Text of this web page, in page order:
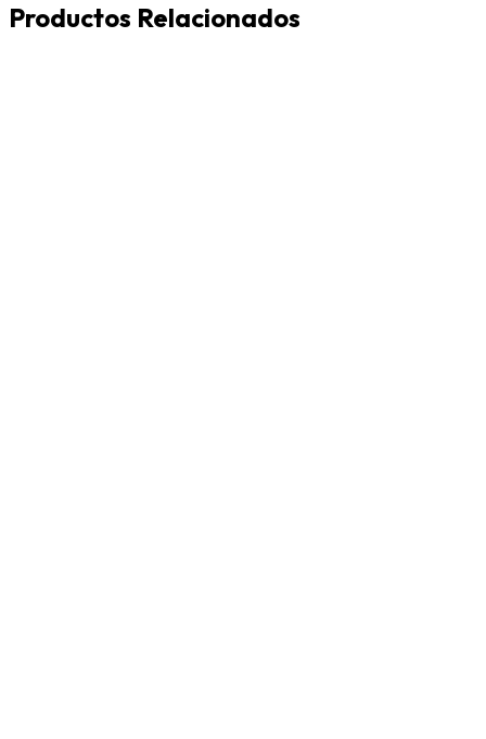
Productos Relacionados